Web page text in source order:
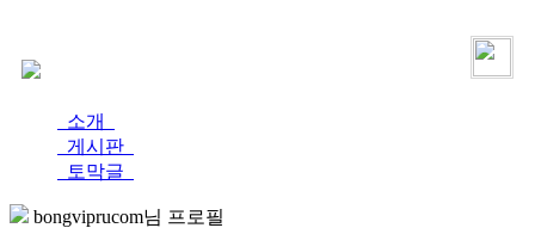
소개
게시판
토막글
bongviprucom님 프로필